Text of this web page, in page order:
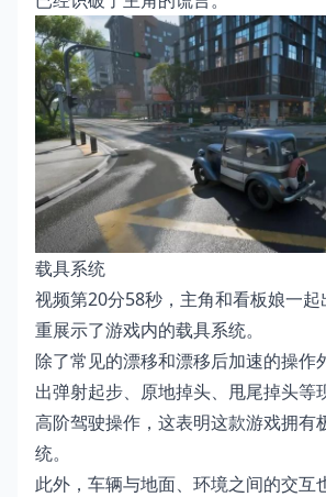
载具系统
视频第20分58秒，主角和看板娘一
重展示了游戏内的载具系统。
除了常见的漂移和漂移后加速的操作
出弹射起步、原地掉头、甩尾掉头等
高阶驾驶操作，这表明这款游戏拥有
统。
此外，车辆与地面、环境之间的交互